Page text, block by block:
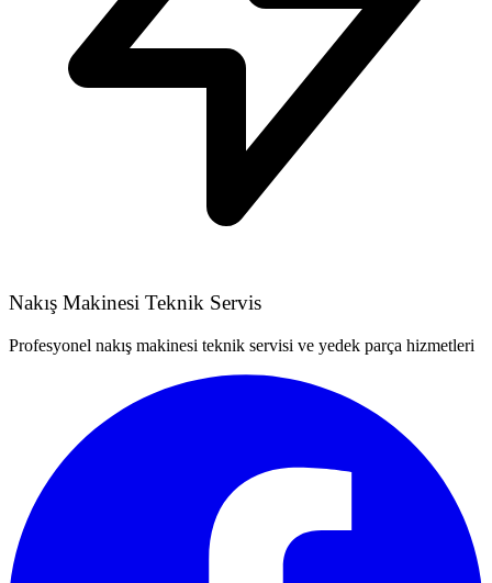
Nakış Makinesi Teknik Servis
Profesyonel nakış makinesi teknik servisi ve yedek parça hizmetleri